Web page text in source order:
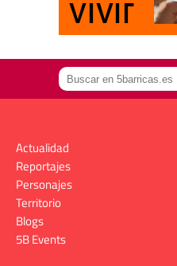
Actualidad
Reportajes
Personajes
Territorio
Blogs
5B Events